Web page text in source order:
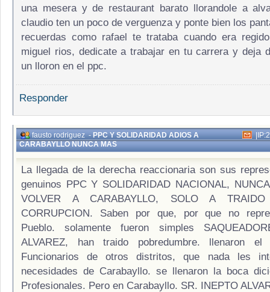
una mesera y de restaurant barato llorandole a
claudio ten un poco de verguenza y ponte bien los
recuerdas como rafael te trataba cuando era
miguel rios, dedicate a trabajar en tu carrera y deja
un lloron en el ppc.
Responder
fausto rodriguez-PPC Y SOLIDARIDAD ADIOS A
CARABAYLLO NUNCA MAS
|
La llegada de la derecha reaccionaria son sus
genuinos PPC Y SOLIDARIDAD NACIONAL,
VOLVER A CARABAYLLO, SOLO A
CORRUPCION. Saben por que, por que no
Pueblo. solamente fueron simples
ALVAREZ, han traido pobredumbre. llenaron el
Funcionarios de otros distritos, que nada les
necesidades de Carabayllo. se llenaron la boca
Profesionales. Pero en Carabayllo. SR. INEPTO